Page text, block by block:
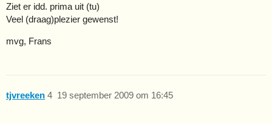
Ziet er idd. prima uit (tu)
Veel (draag)plezier gewenst!
mvg, Frans
tjvreeken 19 september 2009 om 16:45
4